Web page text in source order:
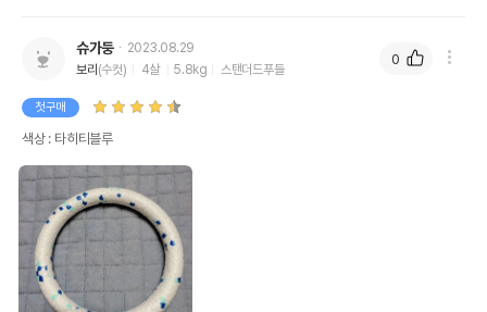
슈가둥
2023.08.29
보리 (수컷) 4살 5.8kg 스탠더드푸들
첫구매
색상 : 타히티블루
0